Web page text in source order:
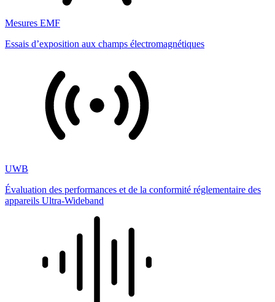
Mesures EMF
Essais d’exposition aux champs électromagnétiques
UWB
Évaluation des performances et de la conformité réglementaire des
appareils Ultra-Wideband